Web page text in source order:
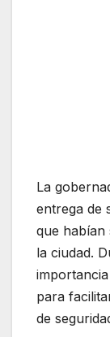
La
entrega de
que habían
la ciudad.
para
de